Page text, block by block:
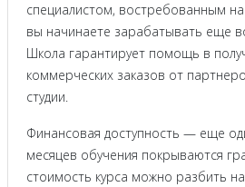
специалистом, востребованным
вы начинаете зарабатывать еще
Школа гарантирует помощь в
коммерческих заказов от
студии.
Финансовая доступность — еще
месяцев обучения покрываются
стоимость курса можно разбить